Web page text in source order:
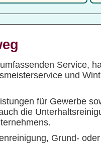
Service,
und
für Gewerbe
die
Grund-